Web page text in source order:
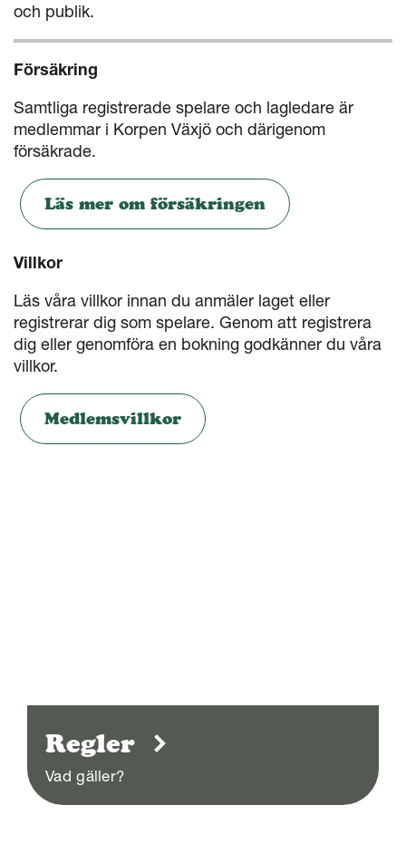
och publik.
Försäkring
Samtliga registrerade spelare och lagledare är
medlemmar i Korpen Växjö och därigenom
försäkrade.
Läs mer om försäkringen
Villkor
Läs våra villkor innan du anmäler laget eller
registrerar dig som spelare. Genom att registrera
dig eller genomföra en bokning godkänner du våra
villkor.
Medlemsvillkor
Regler
Vad gäller?